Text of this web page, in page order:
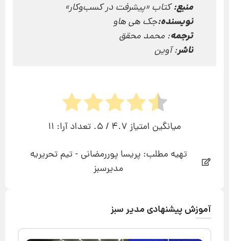
منبع:کتاب «پیشرفت در کسب‌وکار»
نویسنده:جک هی هاو
ترجمه: محمد محقق
ناشر: آوین
میانگین امتیاز 4.7 / 5. تعداد آرا:
11
تهیه مطلب: پریسا پوررمضانی - تیم تحریریه
مدیرسبز
آموزش پیشنهادی مدیر سبز